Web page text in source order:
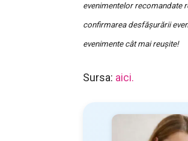
evenimentelor recomandate
confirmarea desfășurării
evenimente cât mai reușite!
Sursa: aici.